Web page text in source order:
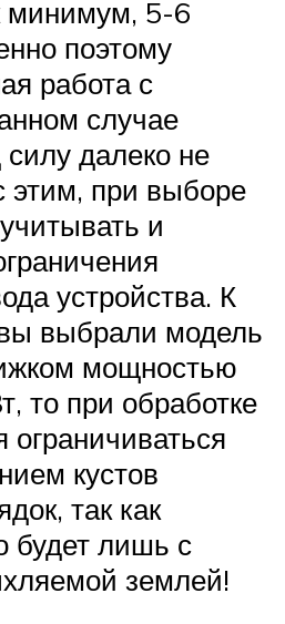
минимум, 5-6
поэтому
работа с
случае
силу далеко не
этим, при выборе
и
устройства. К
выбрали модель
мощностью
то при обработке
ограничиваться
кустов
так как
будет лишь с
землей!